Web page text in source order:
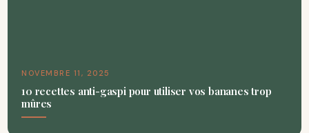
NOVEMBRE 11, 2025
10 recettes anti-gaspi pour utiliser vos bananes trop
mûres